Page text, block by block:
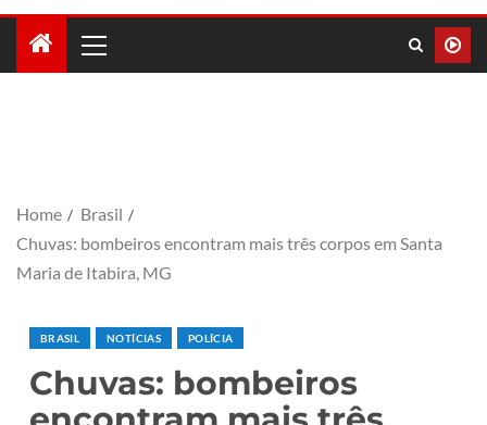
Home
Brasil
Chuvas: bombeiros encontram mais três corpos em Santa
Maria de Itabira, MG
BRASIL NOTÍCIAS POLÍCIA
Chuvas: bombeiros